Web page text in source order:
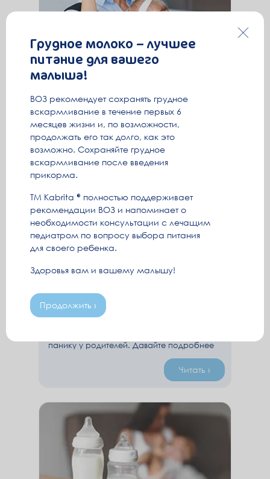
Как промывать нос грудничку
Промыть нос малышу – «задача со
различных источников можно узнать о
способах и средствах для промывания
носа грудничку. Но доверять можно не
всем. Давайте разберёмся, как провести
эту процедуру безопасно.
Понос у младенца
панику у родителей. Давайте подробнее
разберемся в том, что может стать
причиной диареи и что мама может
сделать, чтобы помочь малышу.
Читать ›
Грудное молоко – лучшее
питание для вашего
малыша!
ВОЗ рекомендует сохранять грудное
вскармливание в течение первых 6
месяцев жизни и, по возможности,
продолжать его так долго, как это
возможно. Сохраняйте грудное
вскармливание после введения
прикорма.
ТМ Kabrita
полностью поддерживает
рекомендации ВОЗ и напоминает о
необходимости консультации с лечащим
педиатром по вопросу выбора питания
для своего ребенка.
Здоровья вам и вашему малышу!
Продолжить ›